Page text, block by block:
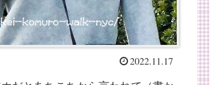
2022.11.17